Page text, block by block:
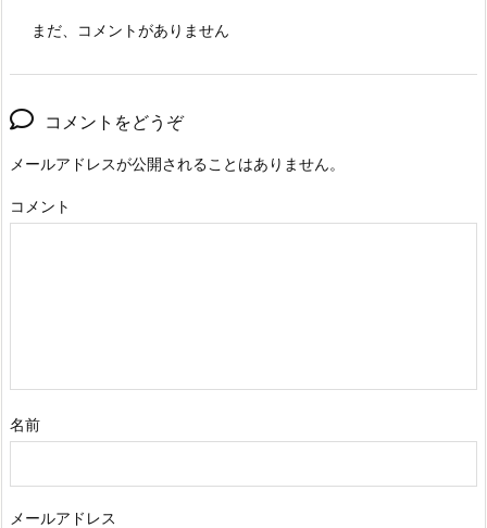
まだ、コメントがありません
コメントをどうぞ
メールアドレスが公開されることはありません。
コメント
名前
メールアドレス